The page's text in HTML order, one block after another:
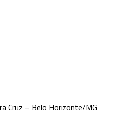
Cruz – Belo Horizonte/MG